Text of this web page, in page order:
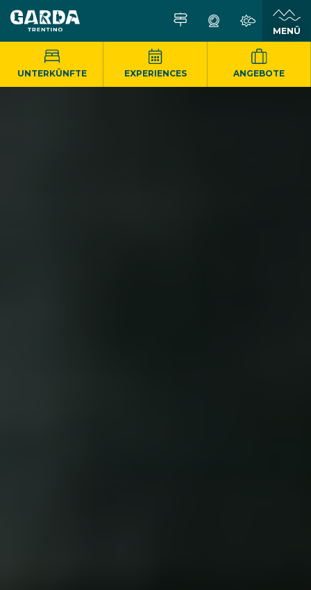
MENÜ
UNTERKÜNFTE EXPERIENCES ANGEBOTE